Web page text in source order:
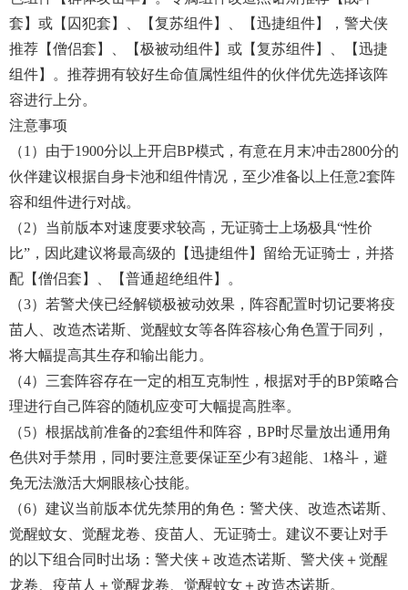
套】或【囚犯套】、【复苏组件】、【迅捷组件】，警犬侠
推荐【僧侣套】、【极被动组件】或【复苏组件】、【迅捷
组件】。推荐拥有较好生命值属性组件的伙伴优先选择该阵
容进行上分。
注意事项
（1）由于1900分以上开启BP模式，有意在月末冲击2800分的
伙伴建议根据自身卡池和组件情况，至少准备以上任意2套阵
容和组件进行对战。
（2）当前版本对速度要求较高，无证骑士上场极具“性价
比”，因此建议将最高级的【迅捷组件】留给无证骑士，并搭
配【僧侣套】、【普通超绝组件】。
（3）若警犬侠已经解锁极被动效果，阵容配置时切记要将疫
苗人、改造杰诺斯、觉醒蚊女等各阵容核心角色置于同列，
将大幅提高其生存和输出能力。
（4）三套阵容存在一定的相互克制性，根据对手的BP策略合
理进行自己阵容的随机应变可大幅提高胜率。
（5）根据战前准备的2套组件和阵容，BP时尽量放出通用角
色供对手禁用，同时要注意要保证至少有3超能、1格斗，避
免无法激活大炯眼核心技能。
（6）建议当前版本优先禁用的角色：警犬侠、改造杰诺斯、
觉醒蚊女、觉醒龙卷、疫苗人、无证骑士。建议不要让对手
的以下组合同时出场：警犬侠＋改造杰诺斯、警犬侠＋觉醒
龙卷、疫苗人＋觉醒龙卷、觉醒蚊女＋改造杰诺斯。